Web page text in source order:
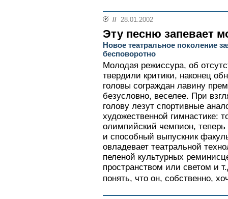
// 28.01.2002
Эту песню запевает
Новое театральное поколение
бесповоротно
Молодая режиссура, об
твердили критики, наконец
головы сограждан лавину
безусловно, веселее. При
голову лезут спортивные
художественной гимнастике:
олимпийский чемпион,
и способный выпускник
овладевает театральной
пеленой культурных
пространством или светом и
понять, что он, собственно,